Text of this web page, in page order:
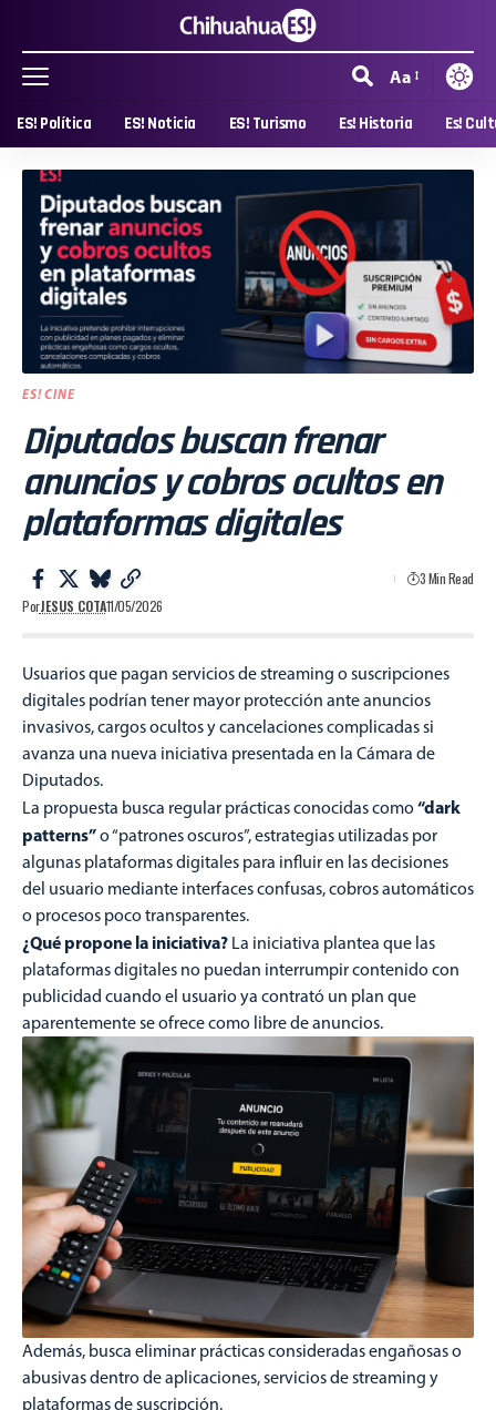
Aa
ES! Política ES! Noticia ES! Turismo Es! Historia Es!
ES! CINE
Diputados buscan frenar
anuncios y cobros ocultos en
plataformas digitales
PorJESUS COTA11/05/2026
3 Min Read
Usuarios que pagan servicios de streaming o suscripciones
digitales podrían tener mayor protección ante anuncios
invasivos, cargos ocultos y cancelaciones complicadas si
avanza una nueva iniciativa presentada en la Cámara de
Diputados.
La propuesta busca regular prácticas conocidas como “dark
patterns”o “patrones oscuros”, estrategias utilizadas por
algunas plataformas digitales para influir en las decisiones
del usuario mediante interfaces confusas, cobros automáticos
o procesos poco transparentes.
¿Qué propone la iniciativa? La iniciativa plantea que las
plataformas digitales no puedan interrumpir contenido con
publicidad cuando el usuario ya contrató un plan que
aparentemente se ofrece como libre de anuncios.
Además, busca eliminar prácticas consideradas engañosas o
abusivas dentro de aplicaciones, servicios de streaming y
plataformas de suscripción.